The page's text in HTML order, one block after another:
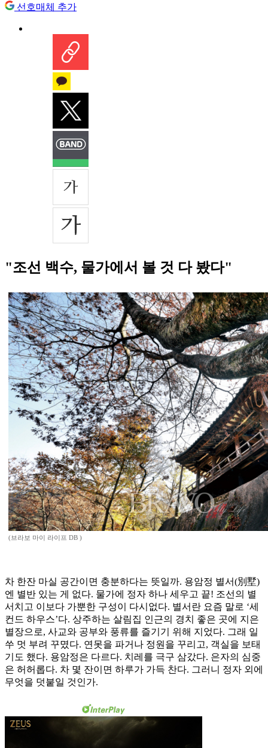
선호매체 추가
"조선 백수, 물가에서 볼 것 다 봤다"
(브라보 마이 라이프 DB )
차 한잔 마실 공간이면 충분하다는 뜻일까. 용암정 별서(別墅)
엔 별반 있는 게 없다. 물가에 정자 하나 세우고 끝! 조선의 별
서치고 이보다 가뿐한 구성이 다시없다. 별서란 요즘 말로 ‘세
컨드 하우스’다. 상주하는 살림집 인근의 경치 좋은 곳에 지은
별장으로, 사교와 공부와 풍류를 즐기기 위해 지었다. 그래 일
쑤 멋 부려 꾸몄다. 연못을 파거나 정원을 꾸리고, 객실을 보태
기도 했다. 용암정은 다르다. 치레를 극구 삼갔다. 은자의 심중
은 허허롭다. 차 몇 잔이면 하루가 가득 찬다. 그러니 정자 외에
무엇을 덧붙일 것인가.